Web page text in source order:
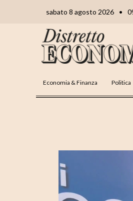
sabato 8 agosto 2026 •
Economia & Finanza Politica